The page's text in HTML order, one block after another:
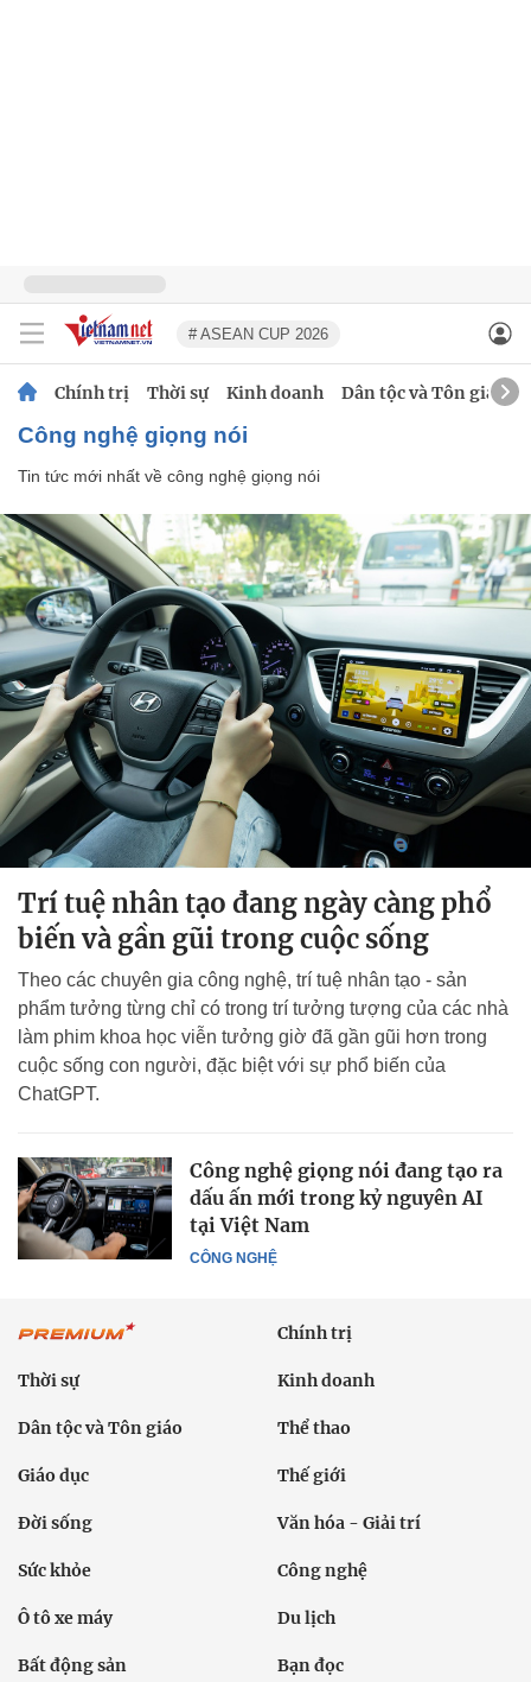
# ASEAN CUP 2026
Chính trị Thời sự Kinh doanh Dân tộc và Tôn giáo
công nghệ giọng nói
Tin tức mới nhất về công nghệ giọng nói
Trí tuệ nhân tạo đang ngày càng phổ
biến và gần gũi trong cuộc sống
Theo các chuyên gia công nghệ, trí tuệ nhân tạo - sản
phẩm tưởng từng chỉ có trong trí tưởng tượng của các nhà
làm phim khoa học viễn tưởng giờ đã gần gũi hơn trong
cuộc sống con người, đặc biệt với sự phổ biến của
ChatGPT.
CÔNG NGHỆ
Công nghệ giọng nói đang tạo ra
dấu ấn mới trong kỷ nguyên AI
tại Việt Nam
Chính trị
Thời sự Kinh doanh
Dân tộc và Tôn giáo Thể thao
Giáo dục Thế giới
Đời sống Văn hóa - Giải trí
Sức khỏe Công nghệ
Ô tô xe máy Du lịch
Bất động sản Bạn đọc